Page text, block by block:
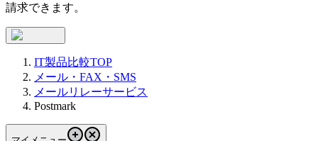
請求できます。
IT製品比較TOP
メール・FAX・SMS
メールリレーサービス
Postmark